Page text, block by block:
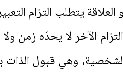
يتطلب التزام
الآخر لا يحدّه
الشخصية، وهي قبول